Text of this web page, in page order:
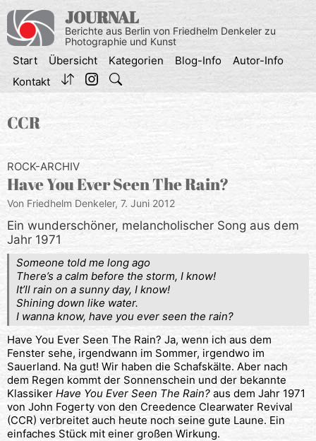
Inhalt
springen
JOURNAL
Berichte aus Berlin von Friedhelm Denkeler zu
Photographie und Kunst
Start Übersicht Kategorien Blog-Info
Autor-Info
Kontakt
CCR
ROCK-ARCHIV
Have You Ever Seen The Rain?
Von Friedhelm Denkeler, 7. Juni 2012
Ein wunderschöner, melancholischer Song aus dem
Jahr 1971
Someone told me long ago
There’s a calm before the storm, I know!
It’ll rain on a sunny day, I know!
Shining down like water.
I wanna know, have you ever seen the rain?
Have You Ever Seen The Rain? Ja, wenn ich aus dem
Fenster sehe, irgendwann im Sommer, irgendwo im
Sauerland. Na gut! Wir haben die Schafskälte. Aber nach
dem Regen kommt der Sonnenschein und der bekannte
Klassiker Have You Ever Seen The Rain? aus dem Jahr 1971
von John Fogerty von den Creedence Clearwater Revival
(CCR) verbreitet auch heute noch seine gute Laune. Ein
einfaches Stück mit einer großen Wirkung.